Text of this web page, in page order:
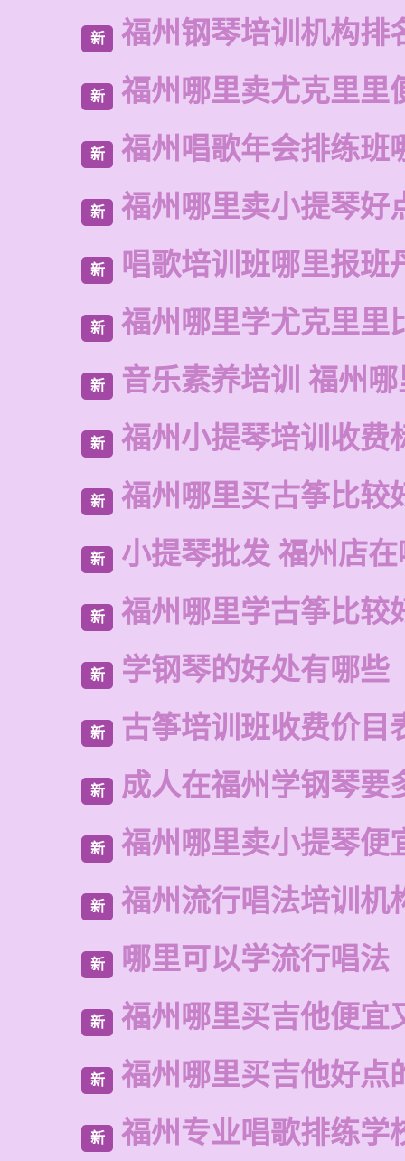
新 福州钢琴培训机构排
新 福州哪里卖尤克里里
新 福州唱歌年会排练班
新 福州哪里卖小提琴好
新 唱歌培训班哪里报班
新 福州哪里学尤克里里
新 音乐素养培训 福州
新 福州小提琴培训收费
新 福州哪里买古筝比较
新 小提琴批发 福州店
新 福州哪里学古筝比较
新 学钢琴的好处有哪些
新 古筝培训班收费价目
新 成人在福州学钢琴要
新 福州哪里卖小提琴便
新 福州流行唱法培训机
新 哪里可以学流行唱法
新 福州哪里买吉他便宜
新 福州哪里买吉他好点
新 福州专业唱歌排练学